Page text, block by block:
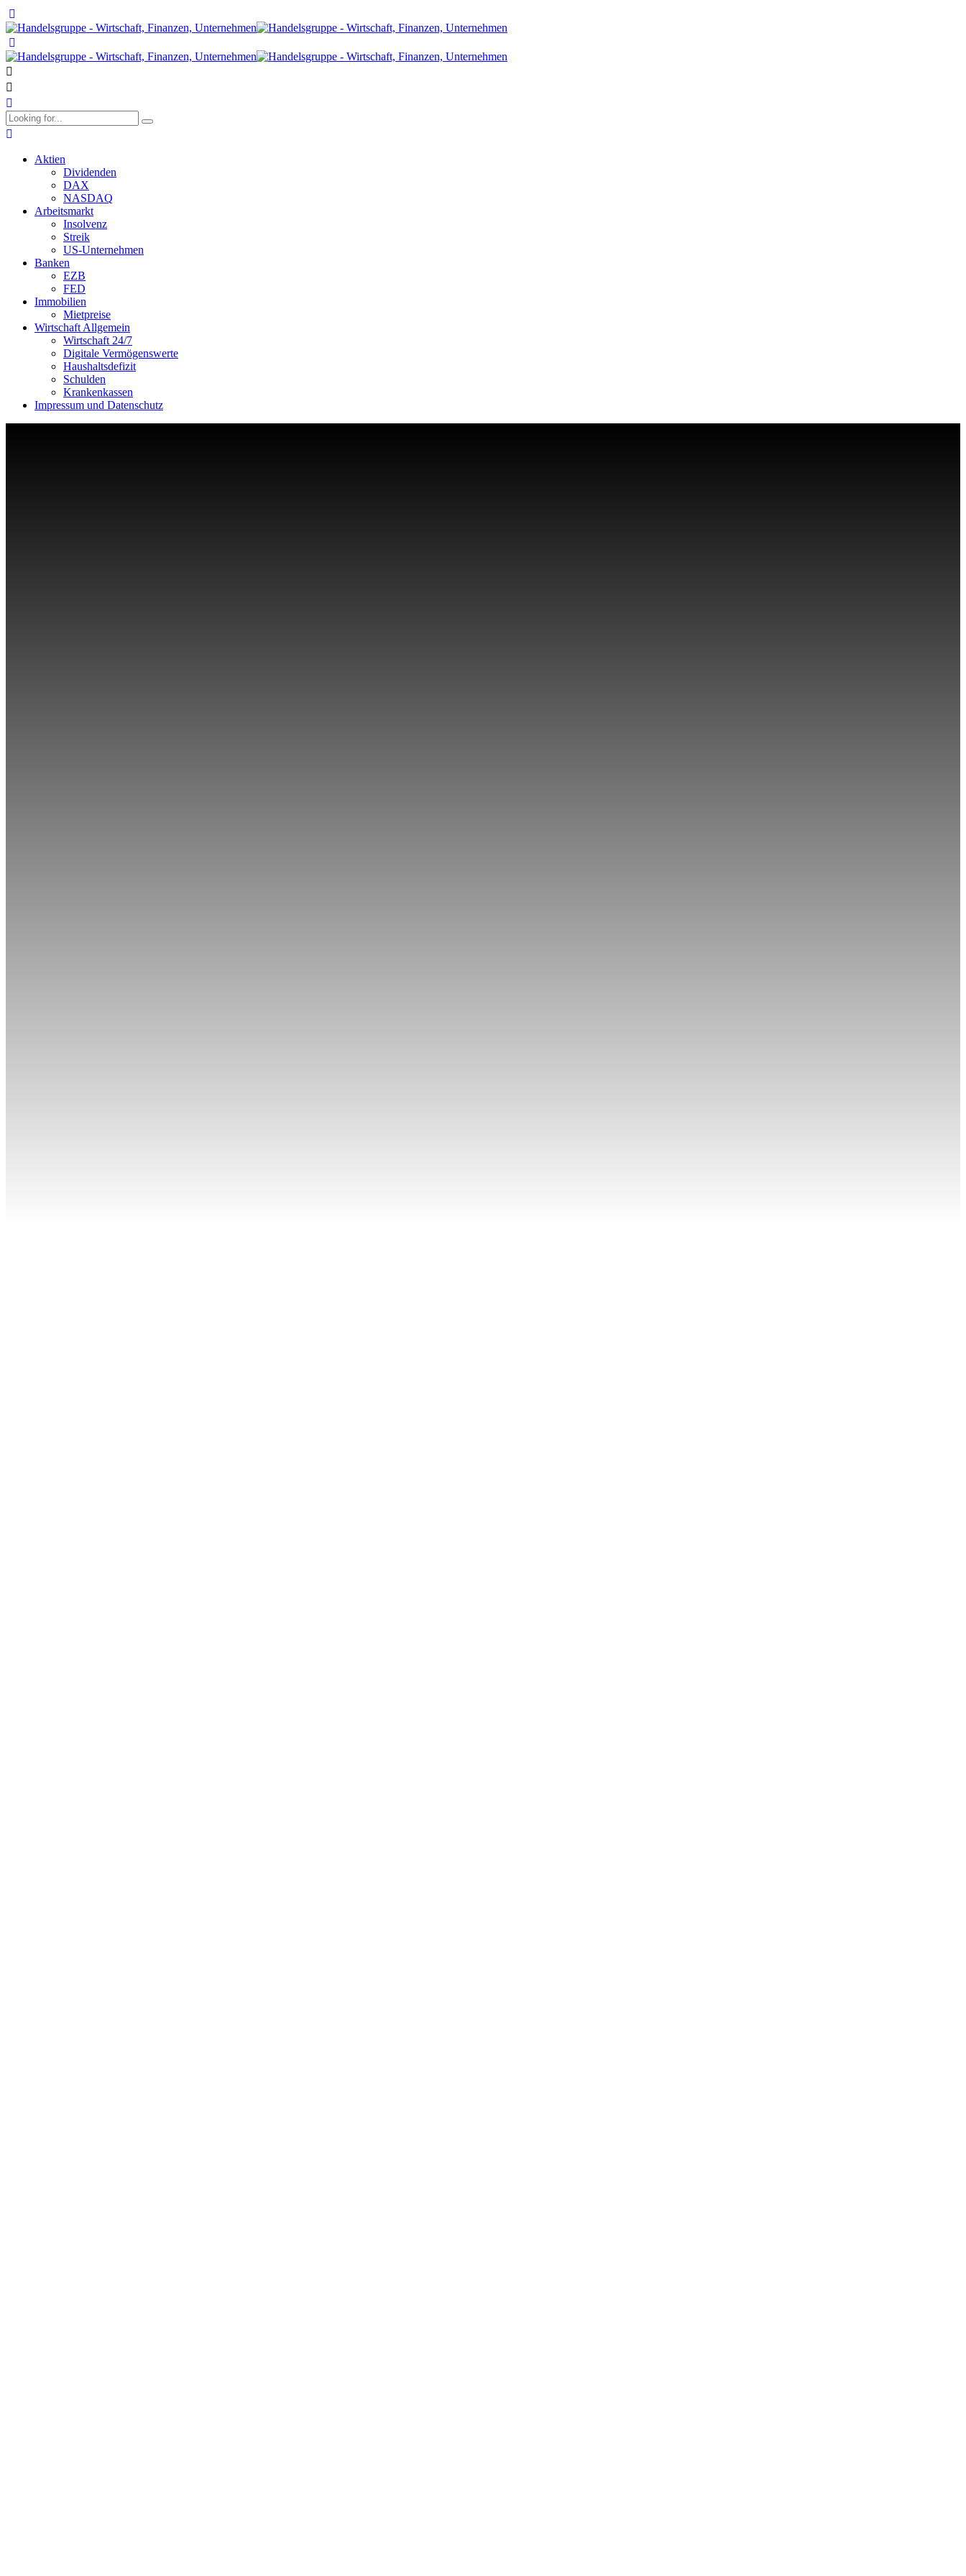
Aktien
Dividenden
DAX
NASDAQ
Arbeitsmarkt
Insolvenz
Streik
US-Unternehmen
Banken
EZB
FED
Immobilien
Mietpreise
Wirtschaft Allgemein
Wirtschaft 24/7
Digitale Vermögenswerte
Haushaltsdefizit
Schulden
Krankenkassen
Impressum und Datenschutz